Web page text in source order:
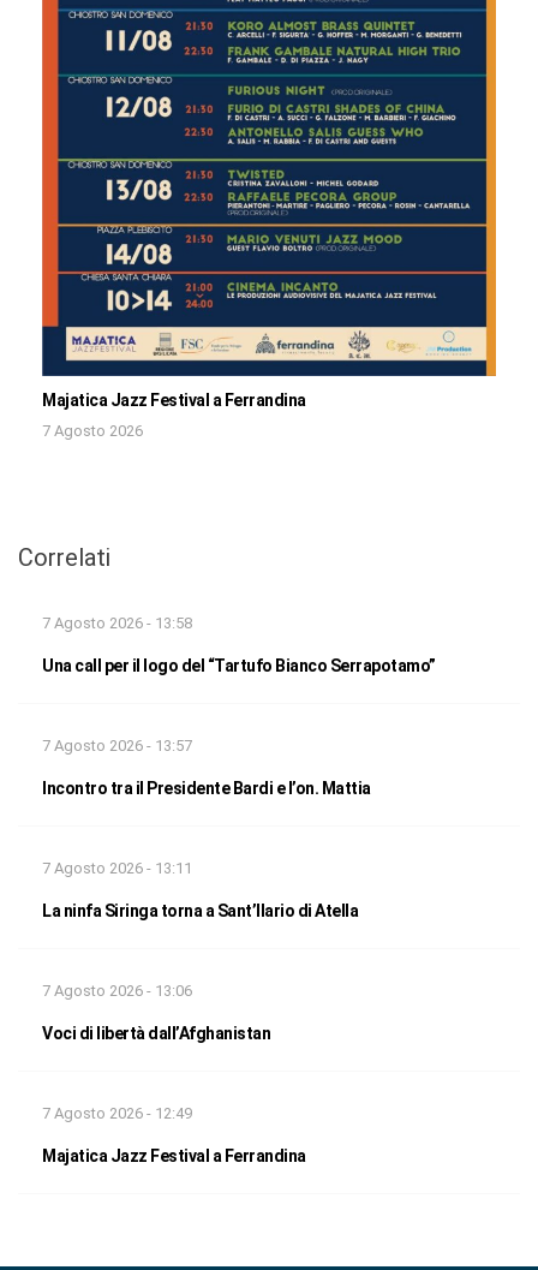
Majatica Jazz Festival a Ferrandina
7 Agosto 2026
Correlati
7 Agosto 2026 - 13:58
Una call per il logo del “Tartufo Bianco Serrapotamo”
7 Agosto 2026 - 13:57
Incontro tra il Presidente Bardi e l’on. Mattia
7 Agosto 2026 - 13:11
La ninfa Siringa torna a Sant’Ilario di Atella
7 Agosto 2026 - 13:06
Voci di libertà dall’Afghanistan
7 Agosto 2026 - 12:49
Majatica Jazz Festival a Ferrandina